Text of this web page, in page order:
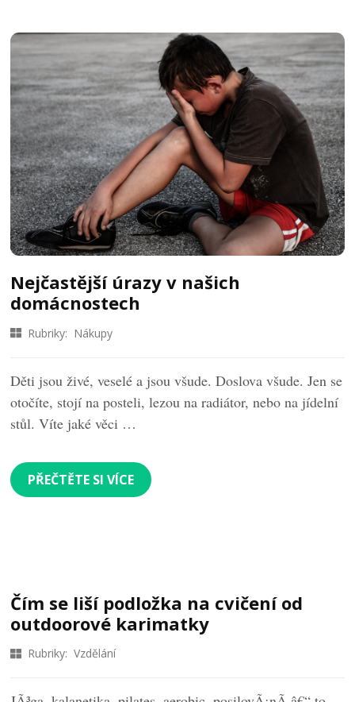
Nejčastější úrazy v našich
domácnostech
Rubriky: Nákupy
Děti jsou živé, veselé a jsou všude. Doslova všude. Jen se
otočíte, stojí na posteli, lezou na radiátor, nebo na jídelní
stůl. Víte jaké věci …
PŘEČTĚTE SI VÍCE
Čím se liší podložka na cvičení od
outdoorové karimatky
Rubriky: Vzdělání